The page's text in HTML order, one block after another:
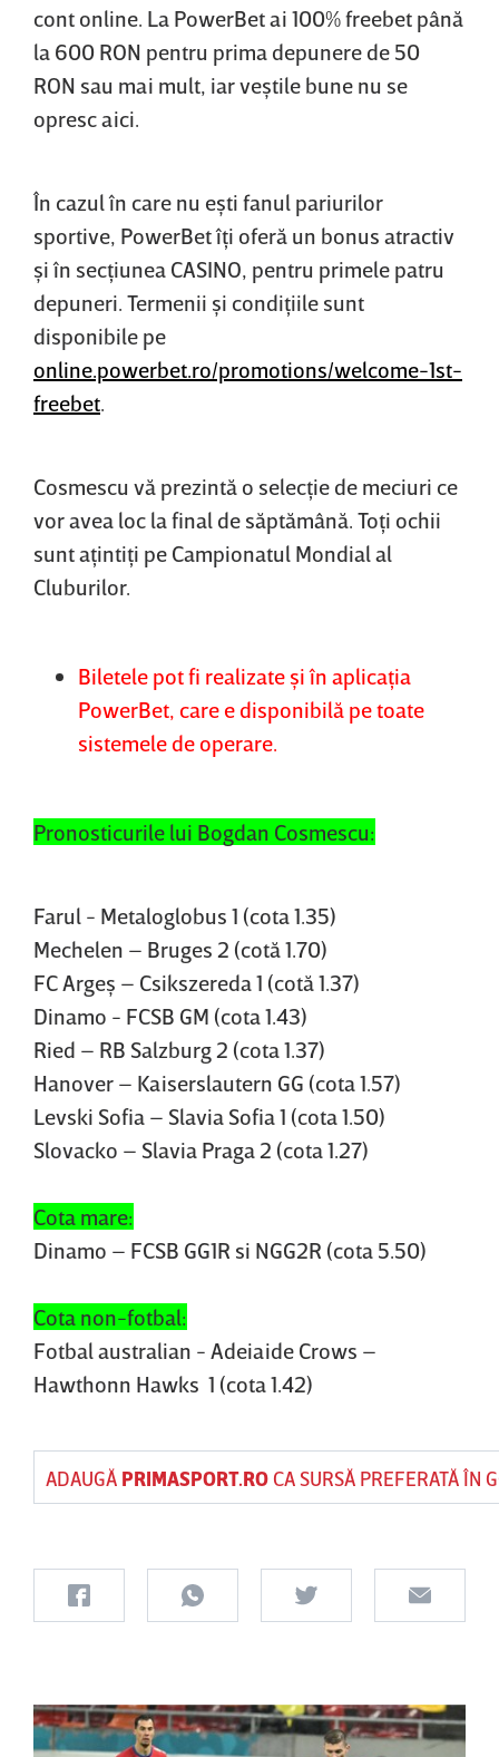
cont online. La PowerBet ai 100% freebet până
la 600 RON pentru prima depunere de 50
RON sau mai mult, iar veştile bune nu se
opresc aici.
În cazul în care nu eşti fanul pariurilor
sportive, PowerBet îţi oferă un bonus atractiv
şi în secţiunea CASINO, pentru primele patru
depuneri. Termenii şi condiţiile sunt
disponibile pe
online.powerbet.ro/promotions/welcome-1st-
freebet.
Cosmescu vă prezintă o selecţie de meciuri ce
vor avea loc la final de săptămână. Toţi ochii
sunt aţintiţi pe Campionatul Mondial al
Cluburilor.
Biletele pot fi realizate şi în aplicaţia
PowerBet, care e disponibilă pe toate
sistemele de operare.
Pronosticurile lui Bogdan Cosmescu:
Farul - Metaloglobus 1 (cota 1.35)
Mechelen – Bruges 2 (cotă 1.70)
FC Argeş – Csikszereda 1 (cotă 1.37)
Dinamo - FCSB GM (cota 1.43)
Ried – RB Salzburg 2 (cota 1.37)
Hanover – Kaiserslautern GG (cota 1.57)
Levski Sofia – Slavia Sofia 1 (cota 1.50)
Slovacko – Slavia Praga 2 (cota 1.27)
Cota mare:
Dinamo – FCSB GG1R si NGG2R (cota 5.50)
Cota non-fotbal:
Fotbal australian - Adeiaide Crows –
Hawthonn Hawks 1 (cota 1.42)
ADAUGĂ PRIMASPORT.ROCA SURSĂ PREFERATĂ ÎN